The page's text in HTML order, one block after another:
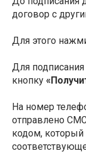
договор с
Для этого
Для
кнопку
На номер
отправлено
кодом,